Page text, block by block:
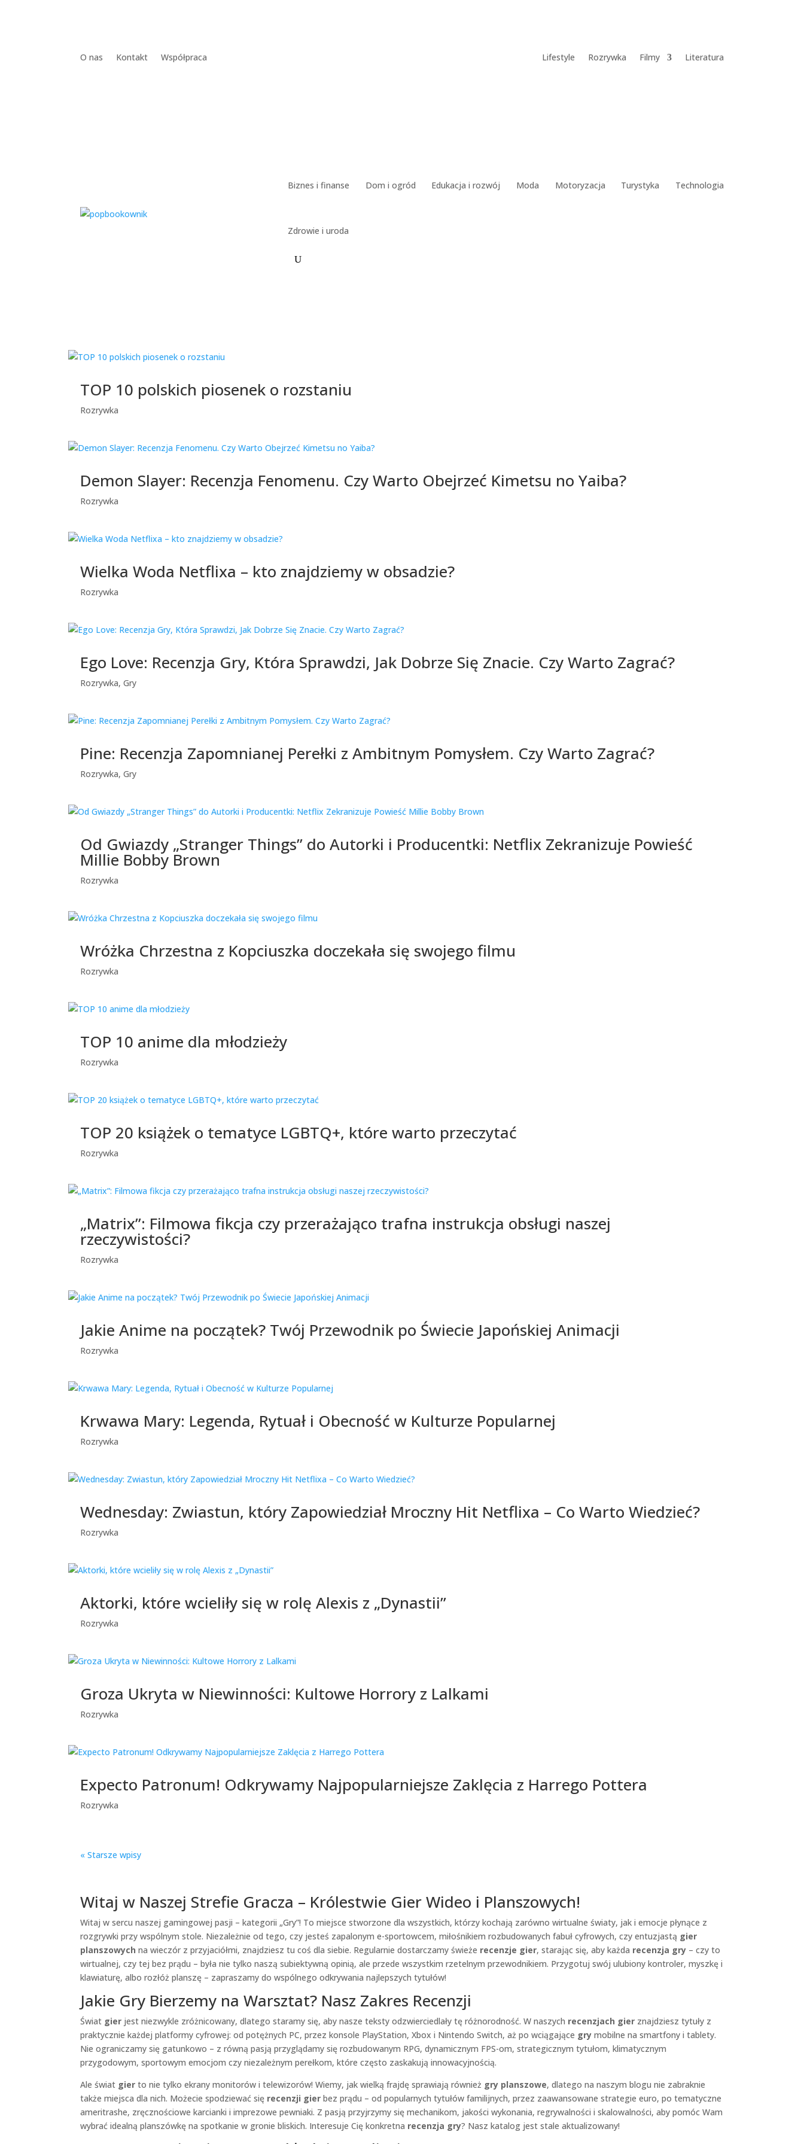
O nas Kontakt Współpraca Lifestyle Rozrywka Filmy Literatura
Biznes i finanse Dom i ogród Edukacja i rozwój Moda Motoryzacja Turystyka Technologia
Zdrowie i uroda
TOP 10 polskich piosenek o rozstaniu
Rozrywka
Demon Slayer: Recenzja Fenomenu. Czy Warto Obejrzeć Kimetsu no Yaiba?
Rozrywka
Wielka Woda Netflixa – kto znajdziemy w obsadzie?
Rozrywka
Ego Love: Recenzja Gry, Która Sprawdzi, Jak Dobrze Się Znacie. Czy Warto Zagrać?
Rozrywka,Gry
Pine: Recenzja Zapomnianej Perełki z Ambitnym Pomysłem. Czy Warto Zagrać?
Rozrywka,Gry
Od Gwiazdy „Stranger Things” do Autorki i Producentki: Netflix Zekranizuje Powieść
Millie Bobby Brown
Rozrywka
Wróżka Chrzestna z Kopciuszka doczekała się swojego filmu
Rozrywka
TOP 10 anime dla młodzieży
Rozrywka
TOP 20 książek o tematyce LGBTQ+, które warto przeczytać
Rozrywka
„Matrix”: Filmowa fikcja czy przerażająco trafna instrukcja obsługi naszej
rzeczywistości?
Rozrywka
Jakie Anime na początek? Twój Przewodnik po Świecie Japońskiej Animacji
Rozrywka
Krwawa Mary: Legenda, Rytuał i Obecność w Kulturze Popularnej
Rozrywka
Wednesday: Zwiastun, który Zapowiedział Mroczny Hit Netflixa – Co Warto Wiedzieć?
Rozrywka
Aktorki, które wcieliły się w rolę Alexis z „Dynastii”
Rozrywka
Groza Ukryta w Niewinności: Kultowe Horrory z Lalkami
Rozrywka
Expecto Patronum! Odkrywamy Najpopularniejsze Zaklęcia z Harrego Pottera
Rozrywka
« Starsze wpisy
Witaj w Naszej Strefie Gracza – Królestwie Gier Wideo i Planszowych!
Witaj w sercu naszej gamingowej pasji – kategorii „Gry”! To miejsce stworzone dla wszystkich, którzy kochają zarówno wirtualne światy, jak i emocje płynące z
rozgrywki przy wspólnym stole. Niezależnie od tego, czy jesteś zapalonym e-sportowcem, miłośnikiem rozbudowanych fabuł cyfrowych, czy entuzjastą gier
planszowych na wieczór z przyjaciółmi, znajdziesz tu coś dla siebie. Regularnie dostarczamy świeże recenzje gier, starając się, aby każda recenzja gry – czy to
wirtualnej, czy tej bez prądu – była nie tylko naszą subiektywną opinią, ale przede wszystkim rzetelnym przewodnikiem. Przygotuj swój ulubiony kontroler, myszkę i
klawiaturę, albo rozłóż planszę – zapraszamy do wspólnego odkrywania najlepszych tytułów!
Jakie Gry Bierzemy na Warsztat? Nasz Zakres Recenzji
Świat gier jest niezwykle zróżnicowany, dlatego staramy się, aby nasze teksty odzwierciedlały tę różnorodność. W naszych recenzjach gier znajdziesz tytuły z
praktycznie każdej platformy cyfrowej: od potężnych PC, przez konsole PlayStation, Xbox i Nintendo Switch, aż po wciągające gry mobilne na smartfony i tablety.
Nie ograniczamy się gatunkowo – z równą pasją przyglądamy się rozbudowanym RPG, dynamicznym FPS-om, strategicznym tytułom, klimatycznym
przygodowym, sportowym emocjom czy niezależnym perełkom, które często zaskakują innowacyjnością.
Ale świat gier to nie tylko ekrany monitorów i telewizorów! Wiemy, jak wielką frajdę sprawiają również gry planszowe, dlatego na naszym blogu nie zabraknie
także miejsca dla nich. Możecie spodziewać się recenzji gier bez prądu – od popularnych tytułów familijnych, przez zaawansowane strategie euro, po tematyczne
ameritrashe, zręcznościowe karcianki i imprezowe pewniaki. Z pasją przyjrzymy się mechanikom, jakości wykonania, regrywalności i skalowalności, aby pomóc Wam
wybrać idealną planszówkę na spotkanie w gronie bliskich. Interesuje Cię konkretna recenzja gry? Nasz katalog jest stale aktualizowany!